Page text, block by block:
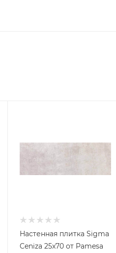
Настенная плитка Sigma
Ceniza 25x70 от Pamesa